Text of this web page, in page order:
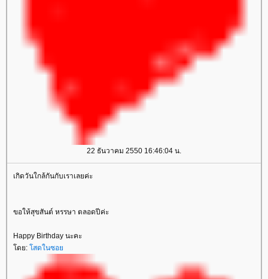
22 ธันวาคม 2550 16:46:04 น.
เกิดวันใกล้กันกับเราเลยค่ะ
ขอให้สุขสันต์ หรรษา ตลอดปีค่ะ
Happy Birthday นะคะ
ดย: สดในซอ